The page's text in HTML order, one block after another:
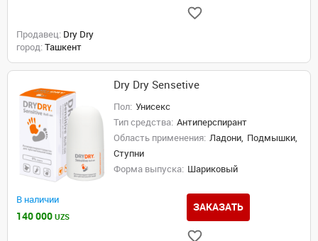
Продавец: Dry Dry
город: Ташкент
Dry Dry Sensetive
Пол: Унисекс
Тип средства: Антиперспирант
Область применения: Ладони, Подмышки,
Ступни
Форма выпуска: Шариковый
В наличии
140 000 UZS
ЗАКАЗАТЬ